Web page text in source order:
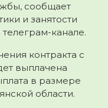
сообщает
и занятости
канале.
контракта с
выплачена
в размере
области.